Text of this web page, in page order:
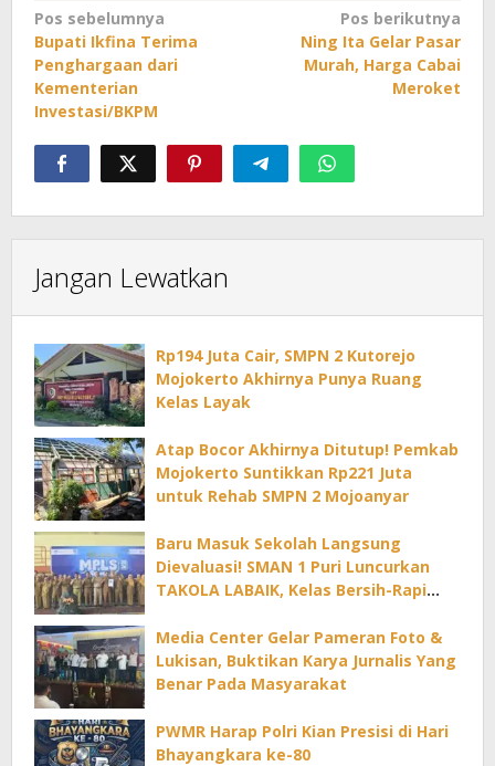
Navigasi
pos
Pos sebelumnya
Bupati Ikfina Terima
Penghargaan dari
Kementerian
Investasi/BKPM
Pos berikutnya
Ning Ita Gelar Pasar
Murah, Harga Cabai
Meroket
Jangan Lewatkan
Rp194 Juta Cair, SMPN 2 Kutorejo
Mojokerto Akhirnya Punya Ruang
Kelas Layak
Atap Bocor Akhirnya Ditutup! Pemkab
Mojokerto Suntikkan Rp221 Juta
untuk Rehab SMPN 2 Mojoanyar
Baru Masuk Sekolah Langsung
Dievaluasi! SMAN 1 Puri Luncurkan
TAKOLA LABAIK, Kelas Bersih-Rapi
Media Center Gelar Pameran Foto &
Lukisan, Buktikan Karya Jurnalis Yang
Benar Pada Masyarakat
PWMR Harap Polri Kian Presisi di Hari
Bhayangkara ke-80